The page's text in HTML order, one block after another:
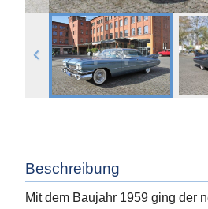
Beschreibung
Mit dem Baujahr 1959 ging der